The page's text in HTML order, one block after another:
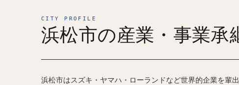
CITY PROFILE
浜松市の産業・事業承
浜松市はスズキ・ヤマハ・ローランドなど世界的企業を輩